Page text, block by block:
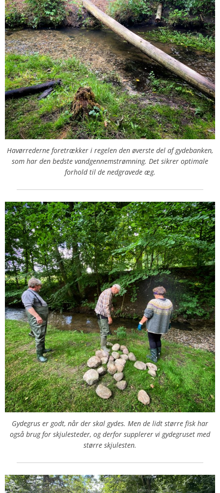
Havørrederne foretrækker i regelen den øverste del af gydebanken,
som har den bedste vandgennemstrømning. Det sikrer optimale
forhold til de nedgravede æg.
Gydegrus er godt, når der skal gydes. Men de lidt større fisk har
også brug for skjulesteder, og derfor supplerer vi gydegruset med
større skjulesten.